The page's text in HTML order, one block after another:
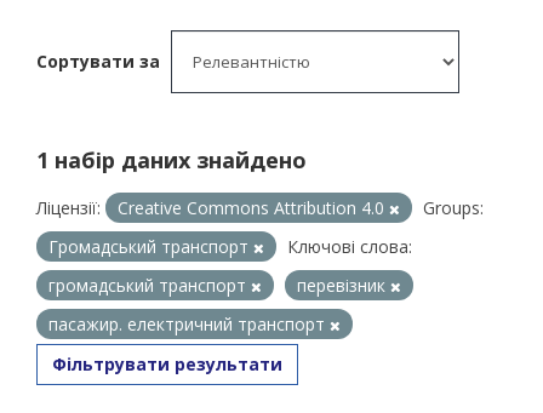
Сортувати за
1 набір даних знайдено
Ліцензії: Creative Commons Attribution 4.0
Groups:
Громадський транспорт
Ключові слова:
громадський транспорт
перевізник
пасажир. електричний транспорт
Фільтрувати результати